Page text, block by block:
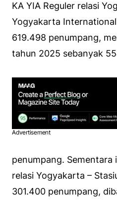
KA YIA Reguler relasi
Yogyakarta
619.498 penumpang,
tahun 2025 sebanyak
Advertisement
penumpang. Sementara
relasi Yogyakarta –
301.400 penumpang,